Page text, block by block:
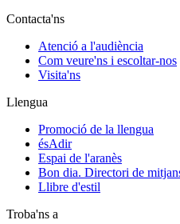
Contacta'ns
Atenció a l'audiència
Com veure'ns i escoltar-nos
Visita'ns
Llengua
Promoció de la llengua
ésAdir
Espai de l'aranès
Bon dia. Directori de
Llibre d'estil
Troba'ns a